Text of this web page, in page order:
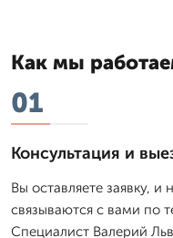
Как мы
01
Консультация и
Вы оставляете заявку,
связываются с вами по
Специалист Валерий